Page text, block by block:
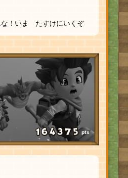
！いま たすけにいくぞ
pts